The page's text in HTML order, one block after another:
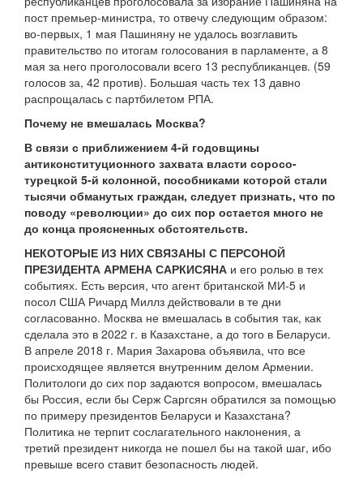
пост премьер-министра, то отвечу следующим образом:
во-первых, 1 мая Пашиняну не удалось возглавить
правительство по итогам голосования в парламенте, а 8
мая за него проголосовали всего 13 республиканцев. (59
голосов за, 42 против). Большая часть тех 13 давно
распрощалась с партбилетом РПА.
Почему не вмешалась Москва?
В связи с приближением 4-й годовщины
антиконституционного захвата власти соросо-
турецкой 5-й колонной, пособниками которой стали
тысячи обманутых граждан, следует признать, что по
поводу «революции» до сих пор остается много не
до конца проясненных обстоятельств.
НЕКОТОРЫЕ ИЗ НИХ СВЯЗАНЫ С ПЕРСОНОЙ
ПРЕЗИДЕНТА АРМЕНА САРКИСЯНА и его ролью в тех
событиях. Есть версия, что агент британской МИ-5 и
посол США Ричард Миллз действовали в те дни
согласованно. Москва не вмешалась в события так, как
сделала это в 2022 г. в Казахстане, а до того в Беларуси.
В апреле 2018 г. Мария Захарова объявила, что все
происходящее является внутренним делом Армении.
Политологи до сих пор задаются вопросом, вмешалась
бы Россия, если бы Серж Саргсян обратился за помощью
по примеру президентов Беларуси и Казахстана?
Политика не терпит сослагательного наклонения, а
третий президент никогда не пошел бы на такой шаг, ибо
превыше всего ставит безопасность людей.